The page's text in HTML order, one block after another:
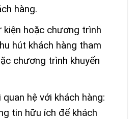
hàng.
kiện hoặc chương trình
hút khách hàng tham
chương trình khuyến
hệ với khách hàng:
tin hữu ích để khách